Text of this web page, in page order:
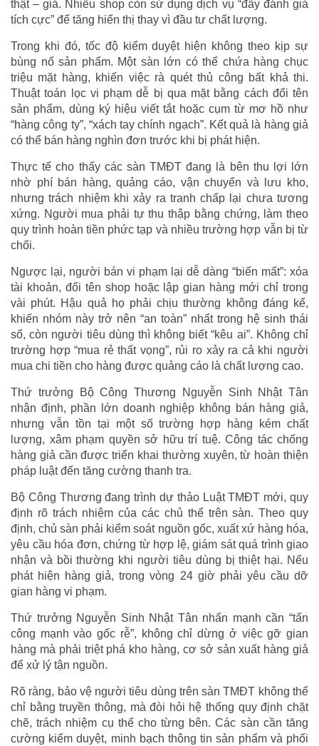
thật – giả. Nhiều shop còn sử dụng dịch vụ “đẩy đánh giá
tích cực” để tăng hiển thị thay vì đầu tư chất lượng.
Trong khi đó, tốc độ kiểm duyệt hiện không theo kịp sự
bùng nổ sản phẩm. Một sàn lớn có thể chứa hàng chục
triệu mặt hàng, khiến việc rà quét thủ công bất khả thi.
Thuật toán lọc vi phạm dễ bị qua mặt bằng cách đổi tên
sản phẩm, dùng ký hiệu viết tắt hoặc cụm từ mơ hồ như
“hàng công ty”, “xách tay chính ngạch”. Kết quả là hàng giả
có thể bán hàng nghìn đơn trước khi bị phát hiện.
Thực tế cho thấy các sàn TMĐT đang là bên thu lợi lớn
nhờ phí bán hàng, quảng cáo, vận chuyển và lưu kho,
nhưng trách nhiệm khi xảy ra tranh chấp lại chưa tương
xứng. Người mua phải tự thu thập bằng chứng, làm theo
quy trình hoàn tiền phức tạp và nhiều trường hợp vẫn bị từ
chối.
Ngược lại, người bán vi phạm lại dễ dàng “biến mất”: xóa
tài khoản, đổi tên shop hoặc lập gian hàng mới chỉ trong
vài phút. Hậu quả họ phải chịu thường không đáng kể,
khiến nhóm này trở nên “an toàn” nhất trong hệ sinh thái
số, còn người tiêu dùng thì không biết “kêu ai”. Không chỉ
trường hợp “mua rẻ thất vọng”, rủi ro xảy ra cả khi người
mua chi tiền cho hàng được quảng cáo là chất lượng cao.
Thứ trưởng Bộ Công Thương Nguyễn Sinh Nhật Tân
nhận định, phần lớn doanh nghiệp không bán hàng giả,
nhưng vẫn tồn tại một số trường hợp hàng kém chất
lượng, xâm phạm quyền sở hữu trí tuệ. Công tác chống
hàng giả cần được triển khai thường xuyên, từ hoàn thiện
pháp luật đến tăng cường thanh tra.
Bộ Công Thương đang trình dự thảo Luật TMĐT mới, quy
định rõ trách nhiệm của các chủ thể trên sàn. Theo quy
định, chủ sàn phải kiểm soát nguồn gốc, xuất xứ hàng hóa,
yêu cầu hóa đơn, chứng từ hợp lệ, giám sát quá trình giao
nhận và bồi thường khi người tiêu dùng bị thiệt hại. Nếu
phát hiện hàng giả, trong vòng 24 giờ phải yêu cầu dỡ
gian hàng vi phạm.
Thứ trưởng Nguyễn Sinh Nhật Tân nhấn mạnh cần “tấn
công mạnh vào gốc rễ”, không chỉ dừng ở việc gỡ gian
hàng mà phải triệt phá kho hàng, cơ sở sản xuất hàng giả
để xử lý tận nguồn.
Rõ ràng, bảo vệ người tiêu dùng trên sàn TMĐT không thể
chỉ bằng truyền thông, mà đòi hỏi hệ thống quy định chặt
chẽ, trách nhiệm cụ thể cho từng bên. Các sàn cần tăng
cường kiểm duyệt, minh bạch thông tin sản phẩm và phối